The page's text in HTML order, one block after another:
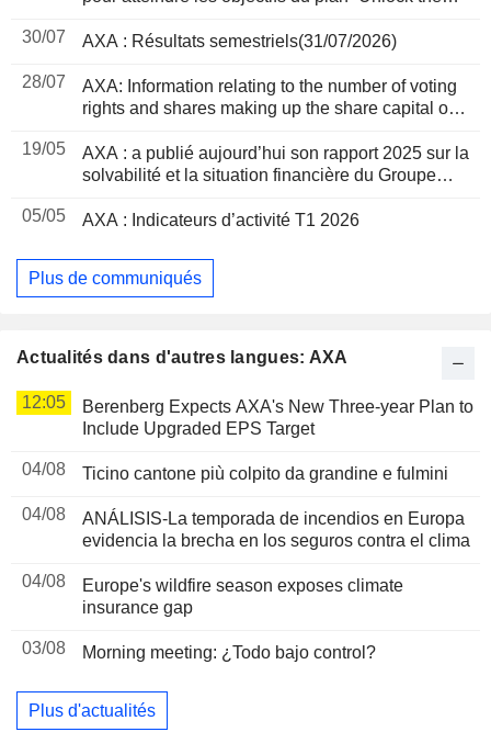
30/07
AXA : Résultats semestriels(31/07/2026)
28/07
AXA: Information relating to the number of voting
rights and shares making up the share capital on
19/05
AXA : a publié aujourd’hui son rapport 2025 sur la
solvabilité et la situation financière du Groupe
05/05
AXA : Indicateurs d’activité T1 2026
Plus de communiqués
Actualités dans d'autres langues: AXA
12:05
Berenberg Expects AXA's New Three-year Plan to
Include Upgraded EPS Target
04/08 Ticino cantone più colpito da grandine e fulmini
04/08
ANÁLISIS-La temporada de incendios en Europa
evidencia la brecha en los seguros contra el clima
04/08
Europe's wildfire season exposes climate
insurance gap
03/08 Morning meeting: ¿Todo bajo control?
Plus d'actualités